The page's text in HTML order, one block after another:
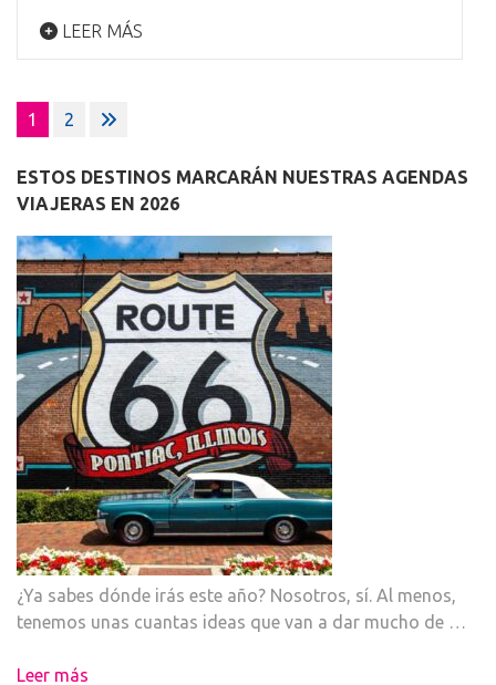
LEER MÁS
Paginación
de
entradas
1 2
ESTOS DESTINOS MARCARÁN NUESTRAS AGENDAS
VIAJERAS EN 2026
¿Ya sabes dónde irás este año? Nosotros, sí. Al menos,
tenemos unas cuantas ideas que van a dar mucho de …
Leer más